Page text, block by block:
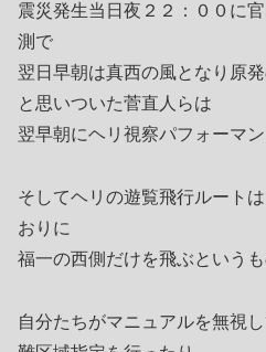
震災発生当日夜２２：００に
測で
翌日早朝は真西の風となり原
と思いついた菅直人らは
翌早朝にヘリ視察パフォーマ
そしてヘリの遊覧飛行ルート
おりに
福一の西側だけを飛ぶという
自分たちがマニュアルを無視